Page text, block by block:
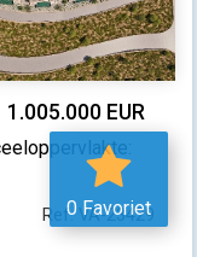
1.005.000 EUR
Ref. VA-23429
0 Favoriet